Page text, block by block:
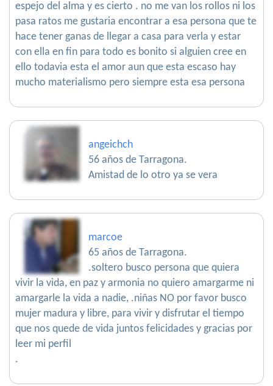
espejo del alma y es cierto . no me van los rollos ni los
pasa ratos me gustaria encontrar a esa persona que te
hace tener ganas de llegar a casa para verla y estar
con ella en fin para todo es bonito si alguien cree en
ello todavia esta el amor aun que esta escaso hay
mucho materialismo pero siempre esta esa persona
angeichch
56 años de Tarragona.
Amistad de lo otro ya se vera
marcoe
65 años de Tarragona.
.soltero busco persona que quiera
vivir la vida, en paz y armonia no quiero amargarme ni
amargarle la vida a nadie, .niñas NO por favor busco
mujer madura y libre, para vivir y disfrutar el tiempo
que nos quede de vida juntos felicidades y gracias por
leer mi perfil
.